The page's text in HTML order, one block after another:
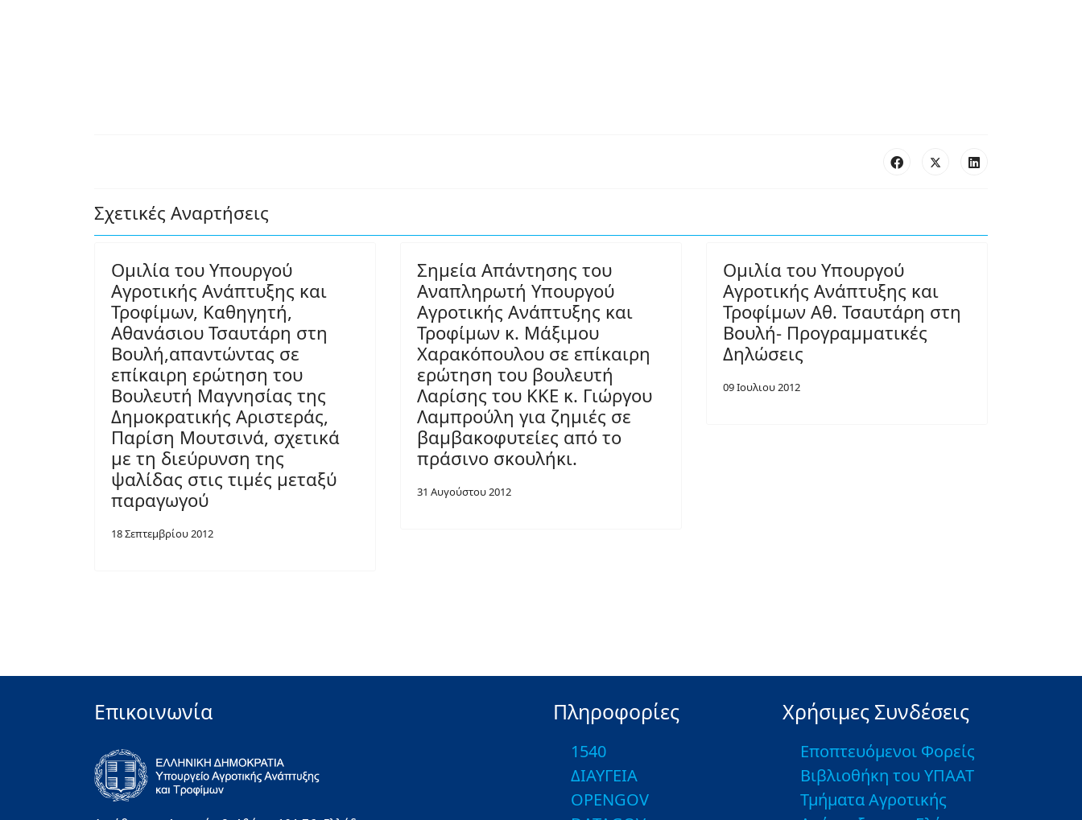
Σχετικές Αναρτήσεις
Ομιλία του Υπουργού
Αγροτικής Ανάπτυξης και
Τροφίμων, Καθηγητή,
Αθανάσιου Τσαυτάρη στη
Βουλή,απαντώντας σε
επίκαιρη ερώτηση του
Βουλευτή Μαγνησίας της
Δημοκρατικής Αριστεράς,
Παρίση Μουτσινά, σχετικά
με τη διεύρυνση της
ψαλίδας στις τιμές μεταξύ
παραγωγού
18 Σεπτεμβρίου 2012
Σημεία Απάντησης του
Αναπληρωτή Υπουργού
Αγροτικής Ανάπτυξης και
Τροφίμων κ. Μάξιμου
Χαρακόπουλου σε επίκαιρη
ερώτηση του βουλευτή
Λαρίσης του ΚΚΕ κ. Γιώργου
Λαμπρούλη για ζημιές σε
βαμβακοφυτείες από το
πράσινο σκουλήκι.
31 Αυγούστου 2012
Ομιλία του Υπουργού
Αγροτικής Ανάπτυξης και
Τροφίμων Αθ. Τσαυτάρη στη
Βουλή- Προγραμματικές
Δηλώσεις
09 Ιουλιου 2012
Επικοινωνία Πληροφορίες
1540
ΔΙΑΥΓΕΙΑ
OPENGOV
Χρήσιμες Συνδέσεις
Εποπτευόμενοι Φορείς
Βιβλιοθήκη του ΥΠΑΑΤ
Τμήματα Αγροτικής